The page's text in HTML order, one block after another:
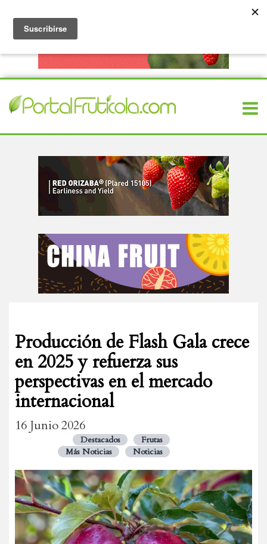
Producción de Flash Gala crece
en 2025 y refuerza sus
perspectivas en el mercado
internacional
16 Junio 2026
Destacados
Frutas
Más Noticias
Noticias